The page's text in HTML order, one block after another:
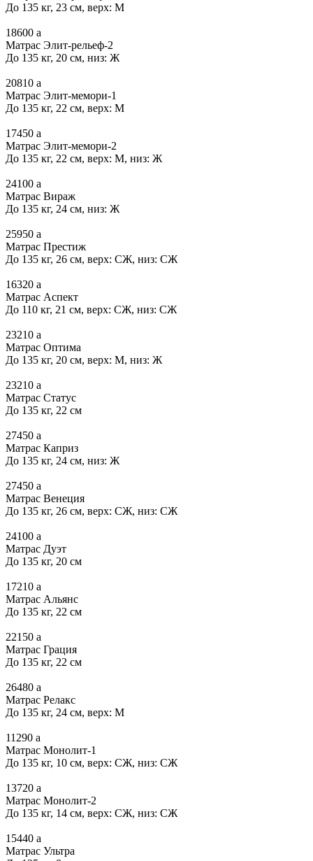
До 135 кг, 23 см, верх: М
18600 a
Матрас Элит-рельеф-2
До 135 кг, 20 см, низ: Ж
20810 a
Матрас Элит-мемори-1
До 135 кг, 22 см, верх: М
17450 a
Матрас Элит-мемори-2
До 135 кг, 22 см, верх: М, низ: Ж
24100 a
Матрас Вираж
До 135 кг, 24 см, низ: Ж
25950 a
Матрас Престиж
До 135 кг, 26 см, верх: СЖ, низ: СЖ
16320 a
Матрас Аспект
До 110 кг, 21 см, верх: СЖ, низ: СЖ
23210 a
Матрас Оптима
До 135 кг, 20 см, верх: М, низ: Ж
23210 a
Матрас Статус
До 135 кг, 22 см
27450 a
Матрас Каприз
До 135 кг, 24 см, низ: Ж
27450 a
Матрас Венеция
До 135 кг, 26 см, верх: СЖ, низ: СЖ
24100 a
Матрас Дуэт
До 135 кг, 20 см
17210 a
Матрас Альянс
До 135 кг, 22 см
22150 a
Матрас Грация
До 135 кг, 22 см
26480 a
Матрас Релакс
До 135 кг, 24 см, верх: М
11290 a
Матрас Монолит-1
До 135 кг, 10 см, верх: СЖ, низ: СЖ
13720 a
Матрас Монолит-2
До 135 кг, 14 см, верх: СЖ, низ: СЖ
15440 a
Матрас Ультра